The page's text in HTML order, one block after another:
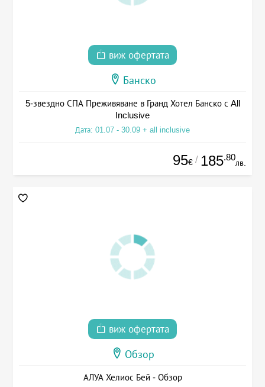
виж офертата
Банско
5-звездно СПА Преживяване в Гранд Хотел Банско с All
Inclusive
Дата: 01.07 - 30.09 + all inclusive
95€ / 185.80
лв.
виж офертата
Обзор
АЛУА Хелиос Бей - Обзор